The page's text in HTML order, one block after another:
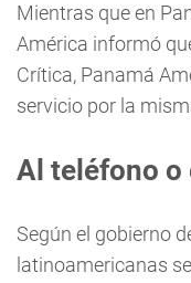
Mientras que en
América informó
Crítica, Panamá
servicio por la
Al teléfono o
Según el gobierno
latinoamericanas